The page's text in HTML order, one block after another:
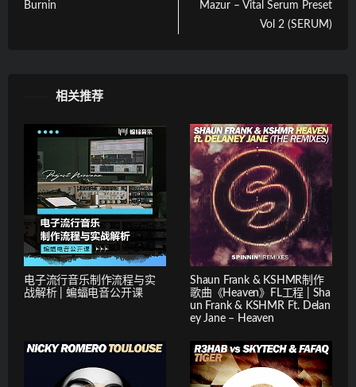
Burnin
Mazur – Vital Serum Preset
Vol 2 (SERUM)
相关推荐
电子流行音乐制作流程与实
战解析 | 蝙蝠电音公开课
Shaun Frank & KSHMR制作
歌曲《Heaven》FL工程 | Sha
un Frank & KSHMR Ft. Delan
ey Jane – Heaven